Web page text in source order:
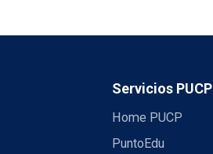
Servicios PUCP
Home PUCP
PuntoEdu